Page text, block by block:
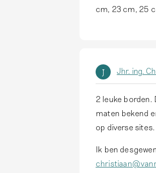
cm, 23 cm, 25
J Jhr. ing.
2 leuke borden.
maten bekend
op diverse
Ik ben